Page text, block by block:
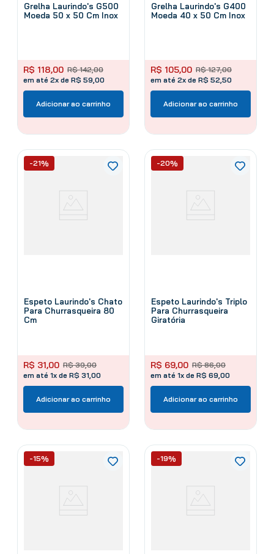
Grelha Laurindo's G500
Moeda 50 x 50 Cm Inox
R$ 142,00
R$ 118,00
em até 2x de R$ 59,00
Adicionar ao carrinho
Grelha Laurindo's G400
Moeda 40 x 50 Cm Inox
R$ 127,00
R$ 105,00
em até 2x de R$ 52,50
Adicionar ao carrinho
Espeto Laurindo's Chato
Para Churrasqueira 80
Cm
R$ 39,00
R$ 31,00
em até 1x de R$ 31,00
-21%
Adicionar ao carrinho
Espeto Laurindo's Triplo
Para Churrasqueira
Giratória
R$ 86,00
R$ 69,00
em até 1x de R$ 69,00
-20%
Adicionar ao carrinho
-15% -19%